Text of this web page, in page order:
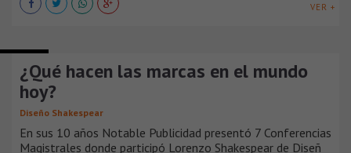
VER +
¿Qué hacen las marcas en el mundo
hoy?
Diseño Shakespear
En sus 10 años Notable Publicidad presentó 7 Conferencias
Magistrales donde participó Lorenzo Shakespear de Diseñ